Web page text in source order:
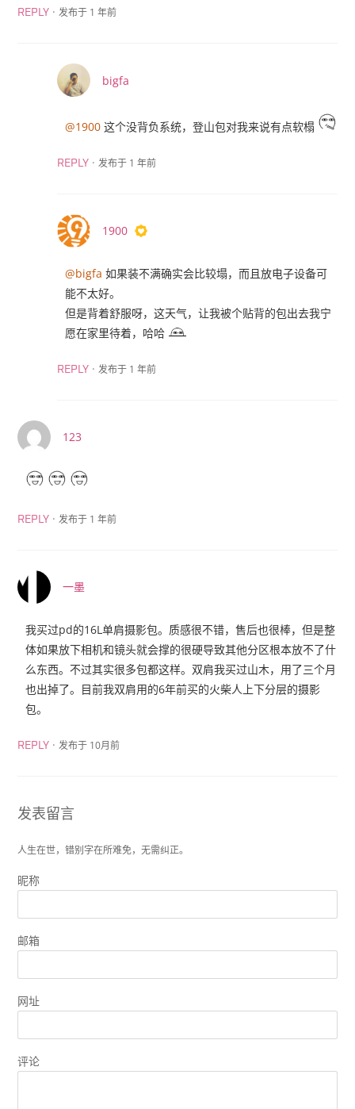
REPLY ·发布于 1 年前
bigfa
@1900 这个没背负系统，登山包对我来说有点软榻
REPLY · 发布于 1 年前
1900
@bigfa 如果装不满确实会比较塌，而且放电子设备可
能不太好。
但是背着舒服呀，这天气，让我被个贴背的包出去我宁
愿在家里待着，哈哈
REPLY · 发布于 1 年前
123
REPLY · 发布于 1 年前
一墨
我买过pd的16L单肩摄影包。质感很不错，售后也很棒，但是整
体如果放下相机和镜头就会撑的很硬导致其他分区根本放不了什
么东西。不过其实很多包都这样。双肩我买过山木，用了三个月
也出掉了。目前我双肩用的6年前买的火柴人上下分层的摄影
包。
REPLY · 发布于 10月前
发表留言
人生在世，错别字在所难免，无需纠正。
昵称
邮箱
网址
评论